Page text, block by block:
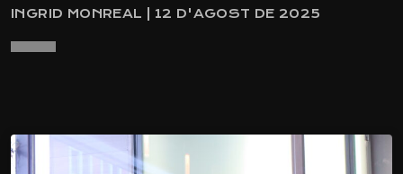
INGRID MONREAL | 12 D'AGOST DE 2025